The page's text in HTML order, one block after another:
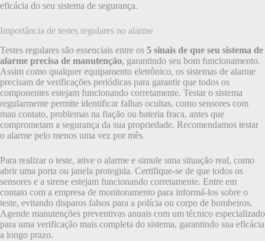
eficácia do seu sistema de segurança.
Importância de testes regulares no alarme
Testes regulares são essenciais entre os 5 sinais de que seu sistema de
alarme precisa de manutenção, garantindo seu bom funcionamento.
Assim como qualquer equipamento eletrônico, os sistemas de alarme
precisam de verificações periódicas para garantir que todos os
componentes estejam funcionando corretamente. Testar o sistema
regularmente permite identificar falhas ocultas, como sensores com
mau contato, problemas na fiação ou bateria fraca, antes que
comprometam a segurança da sua propriedade. Recomendamos testar
o alarme pelo menos uma vez por mês.
Para realizar o teste, ative o alarme e simule uma situação real, como
abrir uma porta ou janela protegida. Certifique-se de que todos os
sensores e a sirene estejam funcionando corretamente. Entre em
contato com a empresa de monitoramento para informá-los sobre o
teste, evitando disparos falsos para a polícia ou corpo de bombeiros.
Agende manutenções preventivas anuais com um técnico especializado
para uma verificação mais completa do sistema, garantindo sua eficácia
a longo prazo.